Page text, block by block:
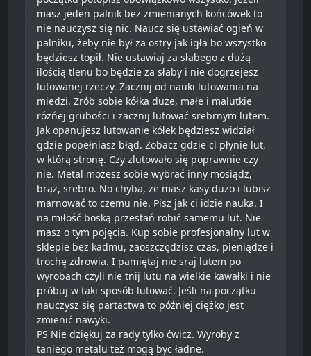
masz jeden palnik bez zmienianych końcówek to
nie nauczysz się nic. Naucz się ustawiać ogień w
palniku, żeby nie był za ostry jak igła bo wszystko
będziesz topił. Nie ustawiaj za słabego z dużą
ilością tlenu bo będzie za słaby i nie dogrzejesz
lutowanej rzeczy. Zacznij od nauki lutowania na
miedzi. Zrób sobie kółka duże, małe i malutkie
różńej grubości i zacznij lutować srebrnym lutem.
Jak opanujesz lutowanie kółek będziesz widział
gdzie popełniasz błąd. Zobacz gdzie ci płynie lut,
w którą stronę. Czy zlutowało się poprawnie czy
nie. Metal możesz sobie wybrać inny mosiądz,
brąz, srebro. No chyba, że masz kasy dużo i lubisz
marnować to czemu nie. Pisz jak ci idzie nauka. I
na miłość boską przestań robić samemu lut. Nie
masz o tym pojęcia. Kup sobie profesjonalny lut w
sklepie bez kadmu, zaoszczędzisz czas, pieniądze i
trochę zdrowia. I pamiętaj nie sraj lutem po
wyrobach czyli nie tnij lutu na wielkie kawałki i nie
próbuj w taki sposób lutować. Jeśli na początku
nauczysz się partactwa to później ciężko jest
zmienić nawyki.
PS Nie dziękuj za rady tylko ćwicz. Wyroby z
taniego metalu też mogą byc ładne.